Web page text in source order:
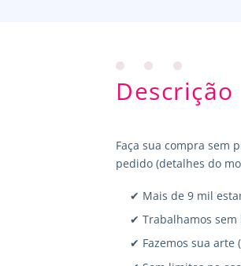
Descrição
Faça sua compra sem
pedido (detalhes do
✔ Mais de 9 mil
✔ Trabalhamos
✔ Fazemos sua arte